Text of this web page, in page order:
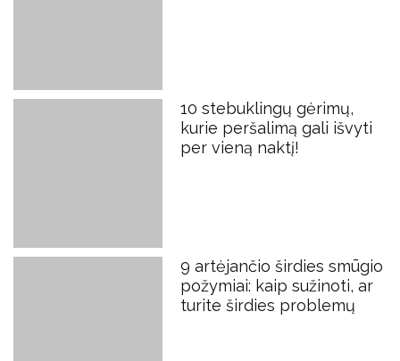
10 stebuklingų gėrimų,
kurie peršalimą gali išvyti
per vieną naktį!
9 artėjančio širdies smūgio
požymiai: kaip sužinoti, ar
turite širdies problemų